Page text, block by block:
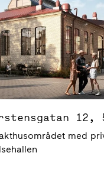
med